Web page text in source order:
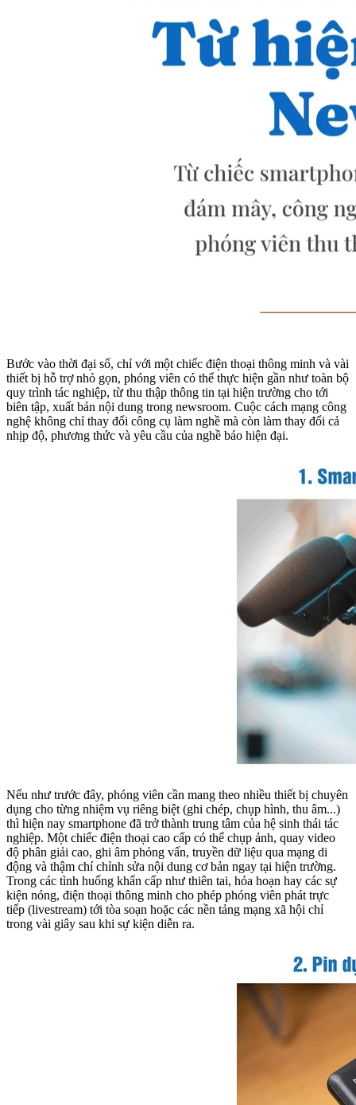
Bước vào thời đại số, chỉ với một chiếc điện thoại thông minh và vài
thiết bị hỗ trợ nhỏ gọn, phóng viên có thể thực hiện gần như toàn bộ
quy trình tác nghiệp, từ thu thập thông tin tại hiện trường cho tới
biên tập, xuất bản nội dung trong newsroom. Cuộc cách mạng công
nghệ không chỉ thay đổi công cụ làm nghề mà còn làm thay đổi cả
nhịp độ, phương thức và yêu cầu của nghề báo hiện đại.
Nếu như trước đây, phóng viên cần mang theo nhiều thiết bị chuyên
dụng cho từng nhiệm vụ riêng biệt (ghi chép, chụp hình, thu âm...)
thì hiện nay smartphone đã trở thành trung tâm của hệ sinh thái tác
nghiệp. Một chiếc điện thoại cao cấp có thể chụp ảnh, quay video
độ phân giải cao, ghi âm phỏng vấn, truyền dữ liệu qua mạng di
động và thậm chí chỉnh sửa nội dung cơ bản ngay tại hiện trường.
Trong các tình huống khẩn cấp như thiên tai, hỏa hoạn hay các sự
kiện nóng, điện thoại thông minh cho phép phóng viên phát trực
tiếp (livestream) tới tòa soạn hoặc các nền tảng mạng xã hội chỉ
trong vài giây sau khi sự kiện diễn ra.